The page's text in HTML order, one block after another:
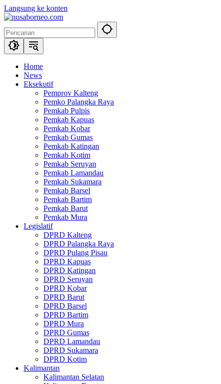
Langsung ke konten
Home
News
Eksekutif
Pemprov Kalteng
Pemko Palangka Raya
Pemkab Pulpis
Pemkab Kapuas
Pemkab Kobar
Pemkab Gumas
Pemkab Katingan
Pemkab Kotim
Pemkab Seruyan
Pemkab Lamandau
Pemkab Sukamara
Pemkab Barsel
Pemkab Bartim
Pemkab Barut
Pemkab Mura
Legislatif
DPRD Kalteng
DPRD Palangka Raya
DPRD Pulang Pisau
DPRD Kapuas
DPRD Katingan
DPRD Seruyan
DPRD Kobar
DPRD Barut
DPRD Barsel
DPRD Bartim
DPRD Mura
DPRD Gumas
DPRD Lamandau
DPRD Sukamara
DPRD Kotim
Kalimantan
Kalimantan Selatan